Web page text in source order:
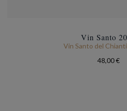
Vin Santo
Vin Santo del
48,00 €